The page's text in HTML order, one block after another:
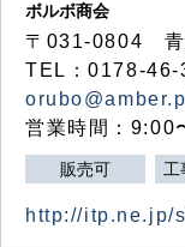
ボルボ商会
〒031-0804 青
TEL：0178-
営業時間：9:00
販売可 工
http://itp.ne.jp/